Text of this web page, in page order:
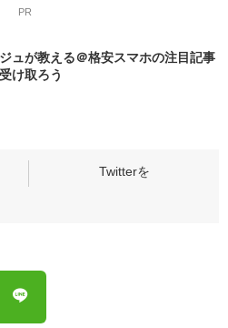
PR
ュが教える＠格安スマホの注目記事
け取ろう